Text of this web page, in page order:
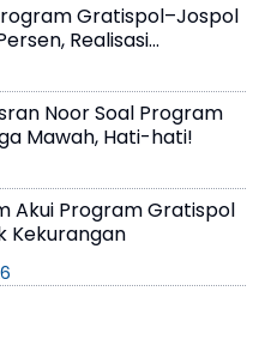
Gratispol–Jospol
Realisasi
Noor Soal Program
Mawah, Hati-hati!
Akui Program Gratispol
Kekurangan